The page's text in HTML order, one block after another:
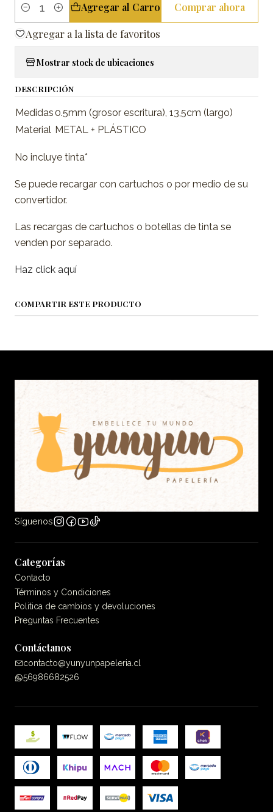
Cantidad
Agregar al Carro Comprar ahora
Agregar a la lista de favoritos
Mostrar stock de ubicaciones
DESCRIPCIÓN
Medidas 0.5mm (grosor escritura), 13,5cm (largo)
Material METAL + PLÁSTICO
No incluye tinta*
Se puede recargar con cartuchos o por medio de su
convertidor.
Las recargas de cartuchos o botellas de tinta se
venden por separado.
Haz click aquí
COMPARTIR ESTE PRODUCTO
Síguenos
Categorías
Contacto
Términos y Condiciones
Politica de cambios y devoluciones
Preguntas Frecuentes
Contáctanos
contacto@yunyunpapeleria.cl
56986682526